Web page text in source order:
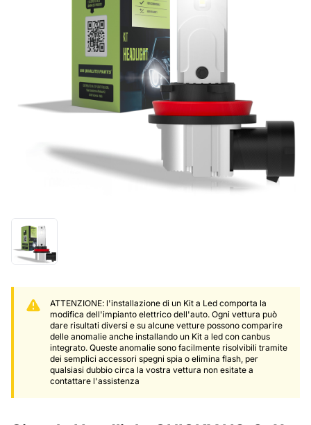
ATTENZIONE: l'installazione di un Kit a Led comporta la
modifica dell'impianto elettrico dell'auto. Ogni vettura può
dare risultati diversi e su alcune vetture possono comparire
delle anomalie anche installando un Kit a led con canbus
integrato. Queste anomalie sono facilmente risolvibili tramite
dei semplici accessori spegni spia o elimina flash, per
qualsiasi dubbio circa la vostra vettura non esitate a
contattare l'assistenza